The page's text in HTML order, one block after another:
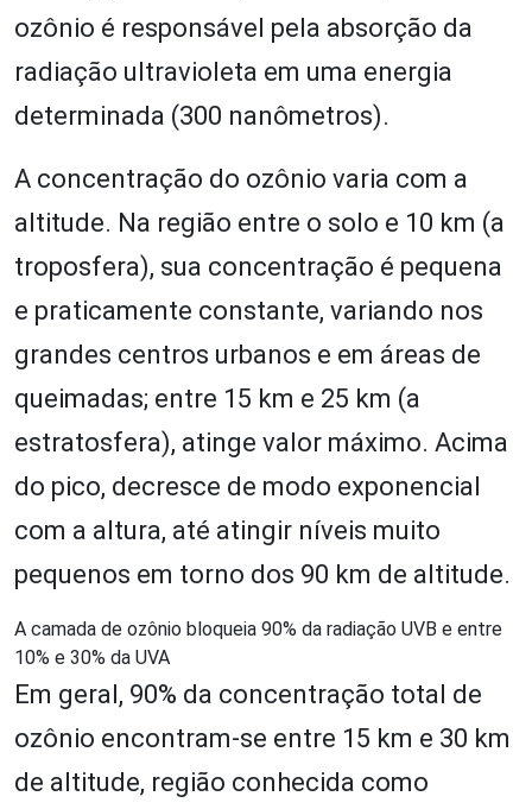
ozônio é responsável pela absorção da
radiação ultravioleta em uma energia
determinada (300 nanômetros).
A concentração do ozônio varia com a
altitude. Na região entre o solo e 10 km (a
troposfera), sua concentração é pequena
e praticamente constante, variando nos
grandes centros urbanos e em áreas de
queimadas; entre 15 km e 25 km (a
estratosfera), atinge valor máximo. Acima
do pico, decresce de modo exponencial
com a altura, até atingir níveis muito
pequenos em torno dos 90 km de altitude.
A camada de ozônio bloqueia 90% da radiação UVB e entre
10% e 30% da UVA
Em geral, 90% da concentração total de
ozônio encontram-se entre 15 km e 30 km
de altitude, região conhecida como